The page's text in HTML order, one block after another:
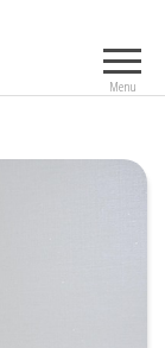
Menu